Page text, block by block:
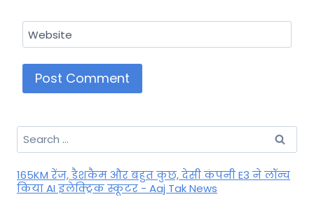
Website
Search
for:
165KM रेंज, डैशकैम और बहुत कुछ, देसी कंपनी E3 ने लॉन्च
किया AI इलेक्ट्रिक स्कूटर - Aaj Tak News